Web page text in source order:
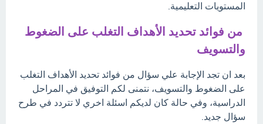
المستويات التعليمية.
من فوائد تحديد الأهداف التغلب على الضغوط
والتسويف
بعد ان تجد الإجابة علي سؤال من فوائد تحديد الأهداف التغلب
على الضغوط والتسويف، نتمنى لكم التوفيق في المراحل
الدراسية، وفي حالة كان لديكم اسئلة اخري لا تتردد في طرح
سؤال جديد.